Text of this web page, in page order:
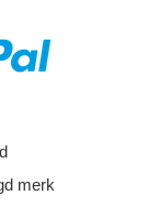
merk